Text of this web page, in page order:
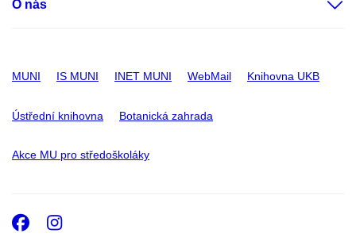
O nás
MUNI IS MUNI INET MUNI WebMail Knihovna UKB
Ústřední knihovna Botanická zahrada
Akce MU pro středoškoláky
Facebook
Instagram